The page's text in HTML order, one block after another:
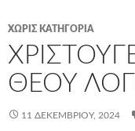
ΧΩΡΊΣ ΚΑΤΗΓΟΡΊΑ
ΘΕΟΎ
11 ΔΕΚΕΜΒΡΊΟΥ, 2024